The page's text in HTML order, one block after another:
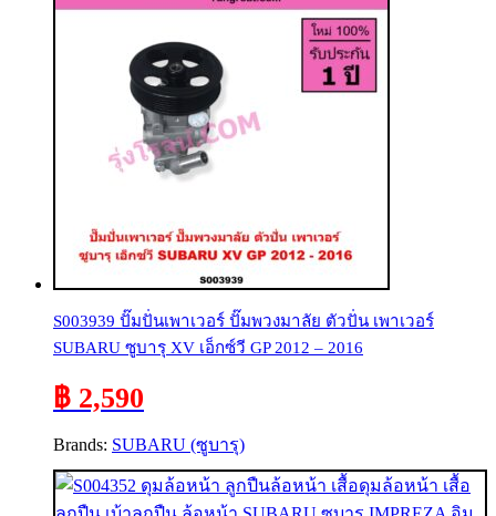
S003939 ปั๊มปั่นเพาเวอร์ ปั๊มพวงมาลัย ตัวปั่น เพาเวอร์
SUBARU ซูบารุ XV เอ็กซ์วี GP 2012 – 2016
฿ 2,590
Brands: SUBARU (ซูบารุ)